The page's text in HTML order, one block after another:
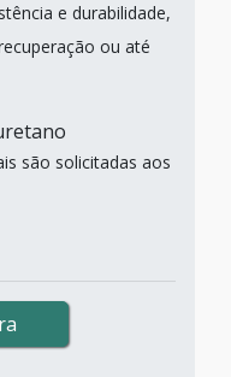
e durabilidade,
ou até
são solicitadas aos